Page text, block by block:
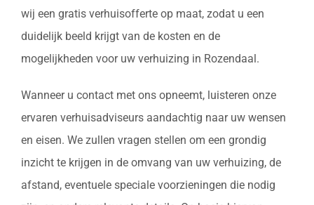
wij een gratis verhuisofferte op maat, zodat u een
duidelijk beeld krijgt van de kosten en de
mogelijkheden voor uw verhuizing in Rozendaal.
Wanneer u contact met ons opneemt, luisteren onze
ervaren verhuisadviseurs aandachtig naar uw wensen
en eisen. We zullen vragen stellen om een grondig
inzicht te krijgen in de omvang van uw verhuizing, de
afstand, eventuele speciale voorzieningen die nodig